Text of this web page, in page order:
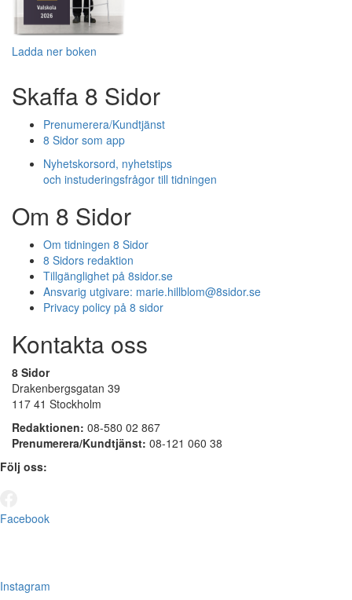
Ladda ner boken
Skaffa 8 Sidor
Prenumerera/Kundtjänst
8 Sidor som app
Nyhetskorsord, nyhetstips
och instuderingsfrågor till tidningen
Om 8 Sidor
Om tidningen 8 Sidor
8 Sidors redaktion
Tillgänglighet på 8sidor.se
Ansvarig utgivare: marie.hillblom@8sidor.se
Privacy policy på 8 sidor
Kontakta oss
8 Sidor
Drakenbergsgatan 39
117 41 Stockholm
Redaktionen: 08-580 02 867
Prenumerera/Kundtjänst: 08-121 060 38
Följ oss:
Facebook
Instagram